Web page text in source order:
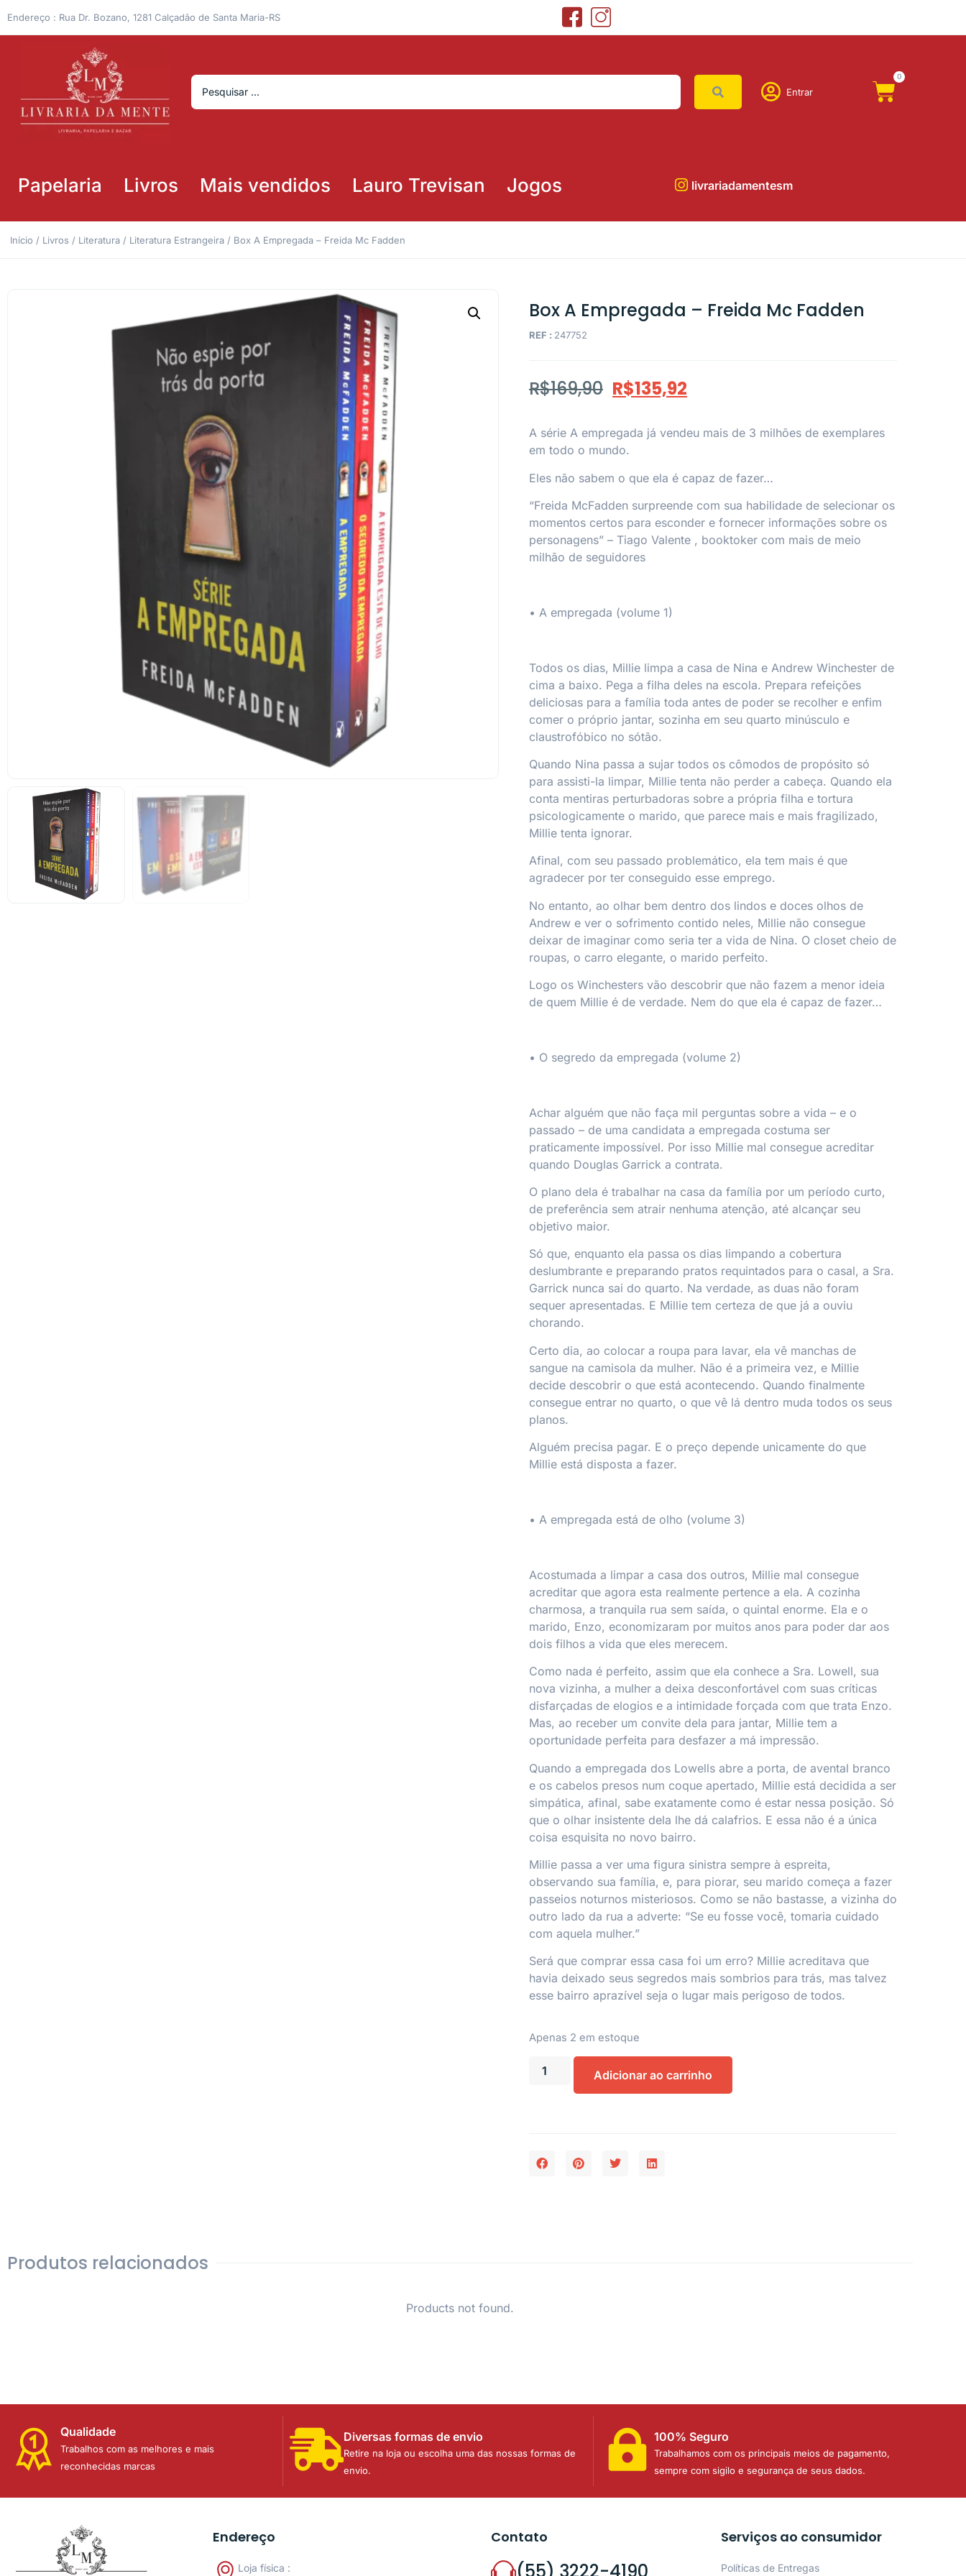
Endereço : Rua Dr. Bozano, 1281 Calçadão de Santa Maria-RS
Entrar
0
Papelaria Livros Mais vendidos Lauro Trevisan Jogos livrariadamentesm
Início / Livros / Literatura / Literatura Estrangeira / Box A Empregada – Freida Mc Fadden
Box A Empregada – Freida Mc Fadden
REF : 247752
R$169,90 R$135,92
A série A empregada já vendeu mais de 3 milhões de exemplares
em todo o mundo.
Eles não sabem o que ela é capaz de fazer…
“Freida McFadden surpreende com sua habilidade de selecionar os
momentos certos para esconder e fornecer informações sobre os
personagens” – Tiago Valente , booktoker com mais de meio
milhão de seguidores
• A empregada (volume 1)
Todos os dias, Millie limpa a casa de Nina e Andrew Winchester de
cima a baixo. Pega a filha deles na escola. Prepara refeições
deliciosas para a família toda antes de poder se recolher e enfim
comer o próprio jantar, sozinha em seu quarto minúsculo e
claustrofóbico no sótão.
Quando Nina passa a sujar todos os cômodos de propósito só
para assisti-la limpar, Millie tenta não perder a cabeça. Quando ela
conta mentiras perturbadoras sobre a própria filha e tortura
psicologicamente o marido, que parece mais e mais fragilizado,
Millie tenta ignorar.
Afinal, com seu passado problemático, ela tem mais é que
agradecer por ter conseguido esse emprego.
No entanto, ao olhar bem dentro dos lindos e doces olhos de
Andrew e ver o sofrimento contido neles, Millie não consegue
deixar de imaginar como seria ter a vida de Nina. O closet cheio de
roupas, o carro elegante, o marido perfeito.
Logo os Winchesters vão descobrir que não fazem a menor ideia
de quem Millie é de verdade. Nem do que ela é capaz de fazer…
• O segredo da empregada (volume 2)
Achar alguém que não faça mil perguntas sobre a vida – e o
passado – de uma candidata a empregada costuma ser
praticamente impossível. Por isso Millie mal consegue acreditar
quando Douglas Garrick a contrata.
O plano dela é trabalhar na casa da família por um período curto,
de preferência sem atrair nenhuma atenção, até alcançar seu
objetivo maior.
Só que, enquanto ela passa os dias limpando a cobertura
deslumbrante e preparando pratos requintados para o casal, a Sra.
Garrick nunca sai do quarto. Na verdade, as duas não foram
sequer apresentadas. E Millie tem certeza de que já a ouviu
chorando.
Certo dia, ao colocar a roupa para lavar, ela vê manchas de
sangue na camisola da mulher. Não é a primeira vez, e Millie
decide descobrir o que está acontecendo. Quando finalmente
consegue entrar no quarto, o que vê lá dentro muda todos os seus
planos.
Alguém precisa pagar. E o preço depende unicamente do que
Millie está disposta a fazer.
• A empregada está de olho (volume 3)
Acostumada a limpar a casa dos outros, Millie mal consegue
acreditar que agora esta realmente pertence a ela. A cozinha
charmosa, a tranquila rua sem saída, o quintal enorme. Ela e o
marido, Enzo, economizaram por muitos anos para poder dar aos
dois filhos a vida que eles merecem.
Como nada é perfeito, assim que ela conhece a Sra. Lowell, sua
nova vizinha, a mulher a deixa desconfortável com suas críticas
disfarçadas de elogios e a intimidade forçada com que trata Enzo.
Mas, ao receber um convite dela para jantar, Millie tem a
oportunidade perfeita para desfazer a má impressão.
Quando a empregada dos Lowells abre a porta, de avental branco
e os cabelos presos num coque apertado, Millie está decidida a ser
simpática, afinal, sabe exatamente como é estar nessa posição. Só
que o olhar insistente dela lhe dá calafrios. E essa não é a única
coisa esquisita no novo bairro.
Millie passa a ver uma figura sinistra sempre à espreita,
observando sua família, e, para piorar, seu marido começa a fazer
passeios noturnos misteriosos. Como se não bastasse, a vizinha do
outro lado da rua a adverte: “Se eu fosse você, tomaria cuidado
com aquela mulher.”
Será que comprar essa casa foi um erro? Millie acreditava que
havia deixado seus segredos mais sombrios para trás, mas talvez
esse bairro aprazível seja o lugar mais perigoso de todos.
Apenas 2 em estoque
Adicionar ao carrinho
Produtos relacionados
Products not found.
Qualidade
Trabalhos com as melhores e mais
reconhecidas marcas
Diversas formas de envio
Retire na loja ou escolha uma das nossas formas de
envio.
100% Seguro
Trabalhamos com os principais meios de pagamento,
sempre com sigilo e segurança de seus dados.
Endereço
Loja física :
Contato Serviços ao consumidor
Políticas de Entregas